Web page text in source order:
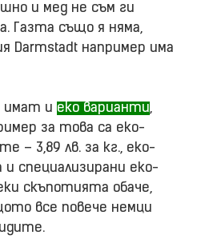
и мед не съм ги
Газта също я няма,
Darmstadt например има
имат и еко варианти,
за това са еко-
– 3,89 лв. за кг., еко-
и специализирани еко-
скъпотията обаче,
все повече немци